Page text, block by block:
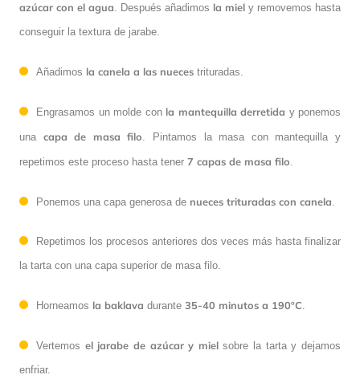
azúcar con el agua. Después añadimos la miel y removemos hasta
conseguir la textura de jarabe.
Añadimos la canela a las nueces trituradas.
Engrasamos un molde con la mantequilla derretida y ponemos
una capa de masa filo. Pintamos la masa con mantequilla y
repetimos este proceso hasta tener 7 capas de masa filo.
Ponemos una capa generosa de nueces trituradas con canela.
Repetimos los procesos anteriores dos veces más hasta finalizar
la tarta con una capa superior de masa filo.
Horneamos la baklava durante 35-40 minutos a 190ºC.
Vertemos el jarabe de azúcar y mielsobre la tarta y dejamos
enfriar.